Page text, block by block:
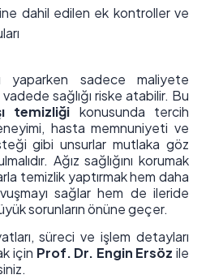
dahil edilen ek kontroller ve
yaparken sadece maliyete
sağlığı riske atabilir. Bu
temizliği konusunda tercih
hasta memnuniyeti ve
gibi unsurlar mutlaka göz
Ağız sağlığını korumak
temizlik yaptırmak hem daha
sağlar hem de ileride
sorunların önüne geçer.
süreci ve işlem detayları
için Prof. Dr. Engin Ersöz ile